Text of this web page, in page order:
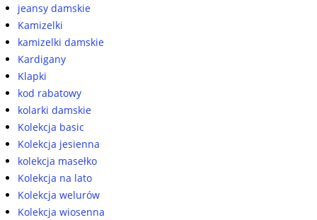
jeansy damskie
Kamizelki
kamizelki damskie
Kardigany
Klapki
kod rabatowy
kolarki damskie
Kolekcja basic
Kolekcja jesienna
kolekcja masełko
Kolekcja na lato
Kolekcja welurów
Kolekcja wiosenna